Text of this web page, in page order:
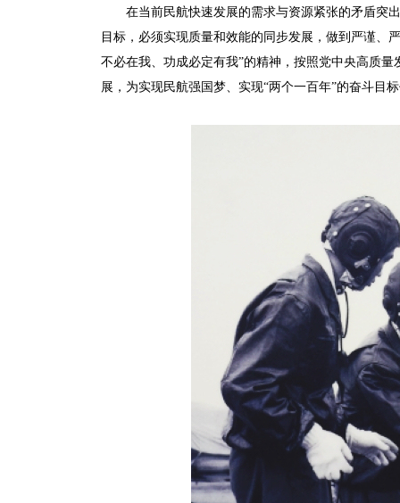
在当前民航快速发展的需求与资源紧张的矛盾突
目标，必须实现质量和效能的同步发展，做到严谨、
不必在我、功成必定有我”的精神，按照党中央高质
展，为实现民航强国梦、实现“两个一百年”的奋斗